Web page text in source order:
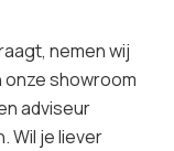
nemen wij
showroom
adviseur
Wil je liever